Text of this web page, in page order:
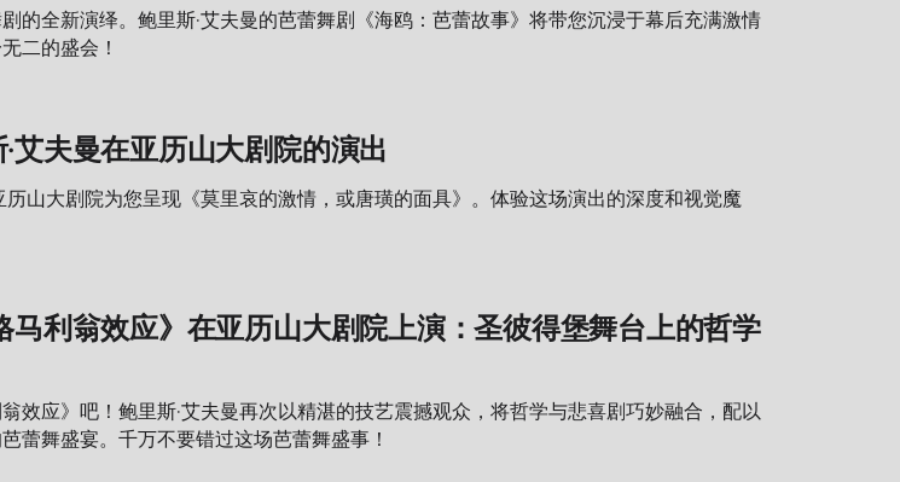
的全新演绎。鲍里斯·艾夫曼的芭蕾舞剧《海鸥：芭蕾故事》将带您沉浸于幕后充满激情
二的盛会！
艾夫曼在亚历山大剧院的演出
山大剧院为您呈现《莫里哀的激情，或唐璜的面具》。体验这场演出的深度和视觉魔
马利翁效应》在亚历山大剧院上演：圣彼得堡舞台上的哲学
效应》吧！鲍里斯·艾夫曼再次以精湛的技艺震撼观众，将哲学与悲喜剧巧妙融合，配以
蕾舞盛宴。千万不要错过这场芭蕾舞盛事！